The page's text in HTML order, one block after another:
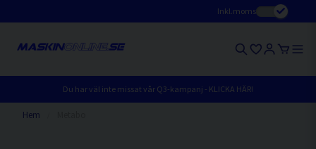
Inkl.moms
Du har väl inte missat vår Q3-kampanj - KLICKA HÄR!
Hem